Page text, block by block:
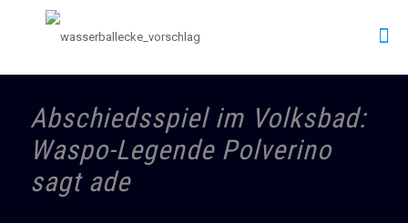
Abschiedsspiel im Volksbad:
Waspo-Legende Polverino
sagt ade